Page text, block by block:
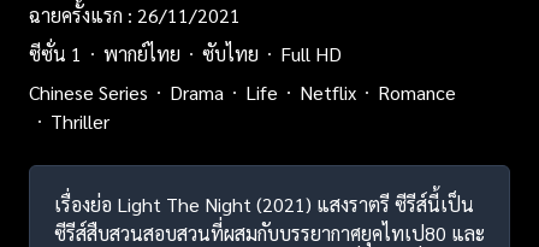
ฉายครั้งแรก : 26/11/2021
ซีซั่น 1
พากย์ไทย ซับไทย
Full HD
Chinese Series
Drama Life Netflix
Romance
Thriller
เรื่องย่อ Light The Night (2021) แสงราตรี ซีรีส์นี้เป็น
ซีรีส์สืบสวนสอบสวนที่ผสมกับบรรยากาศยุคไทเป80 และ